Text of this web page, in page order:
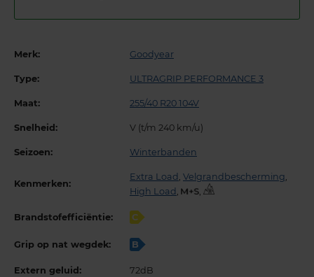
Merk: Goodyear
Type: ULTRAGRIP PERFORMANCE 3
Maat: 255/40 R20 104V
Snelheid: V (t/m 240 km/u)
Seizoen: Winterbanden
Kenmerken:
Extra Load , Velgrandbescherming,
High Load , ,
Brandstofefficiëntie: C
Grip op nat wegdek: B
Extern geluid: 72dB